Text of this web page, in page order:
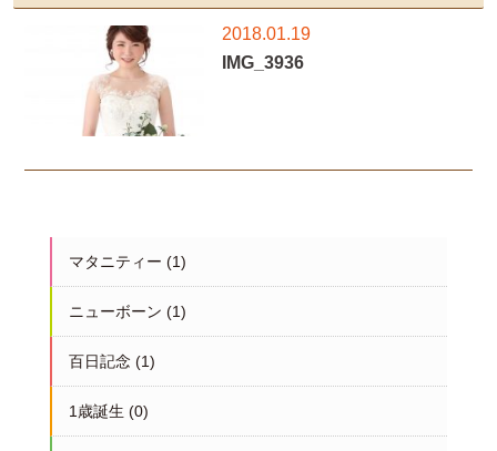
2018.01.19
IMG_3936
マタニティー (1)
ニューボーン (1)
百日記念 (1)
1歳誕生 (0)